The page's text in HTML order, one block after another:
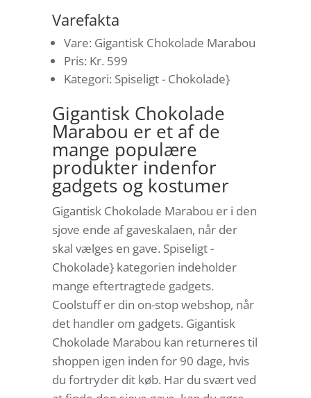
Varefakta
Vare: Gigantisk Chokolade Marabou
Pris: Kr. 599
Kategori: Spiseligt - Chokolade}
Gigantisk Chokolade
Marabou er et af de
mange populære
produkter indenfor
gadgets og kostumer
Gigantisk Chokolade Marabou er i den
sjove ende af gaveskalaen, når der
skal vælges en gave. Spiseligt -
Chokolade} kategorien indeholder
mange eftertragtede gadgets.
Coolstuff er din on-stop webshop, når
det handler om gadgets. Gigantisk
Chokolade Marabou kan returneres til
shoppen igen inden for 90 dage, hvis
du fortryder dit køb. Har du svært ved